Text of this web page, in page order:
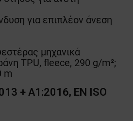
για επιπλέον άνεση
μηχανικά
TPU, fleece, 290 g/m²;
m
+ A1:2016, EN ISO